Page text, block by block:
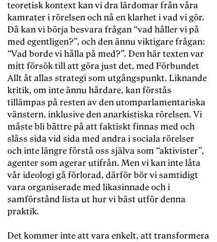
teoretisk kontext kan vi dra lärdomar från våra
kamrater i rörelsen och nå en klarhet i vad vi gör.
Då kan vi börja besvara frågan “vad håller vi på
med egentligen?”, och den ännu viktigare frågan:
“Vad borde vi hålla på med?”. Den här texten var
mitt försök till att göra just det, med Förbundet
Allt åt allas strategi som utgångspunkt. Liknande
kritik, om inte ännu hårdare, kan förstås
tillämpas på resten av den utomparlamentariska
vänstern, inklusive den anarkistiska rörelsen. Vi
måste bli bättre på att faktiskt finnas med och
slåss sida vid sida med andra i sociala rörelser
och inte längre förstå oss själva som “aktivister”,
agenter som agerar utifrån. Men vi kan inte låta
vår ideologi gå förlorad, därför bör vi samtidigt
vara organiserade med likasinnade och i
samförstånd lista ut hur vi bäst utför denna
praktik.
Det kommer inte att vara enkelt, att transformera